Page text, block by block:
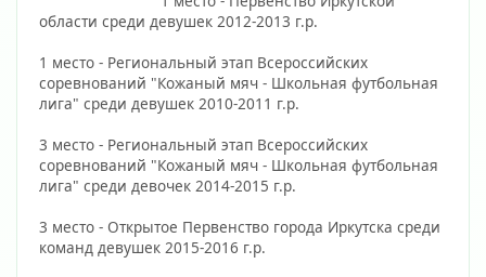
области среди девушек 2012-2013 г.р.
1 место - Региональный этап Всероссийских
соревнований "Кожаный мяч - Школьная футбольная
лига" среди девушек 2010-2011 г.р.
3 место - Региональный этап Всероссийских
соревнований "Кожаный мяч - Школьная футбольная
лига" среди девочек 2014-2015 г.р.
3 место - Открытое Первенство города Иркутска среди
команд девушек 2015-2016 г.р.